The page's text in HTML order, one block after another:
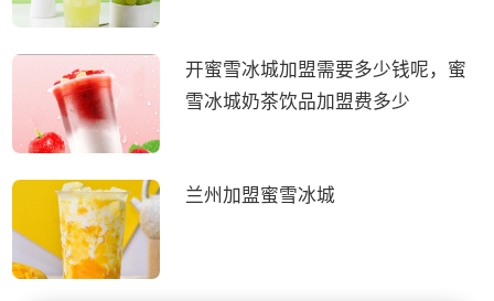
开蜜雪冰城加盟需要多少钱呢，蜜
雪冰城奶茶饮品加盟费多少
兰州加盟蜜雪冰城